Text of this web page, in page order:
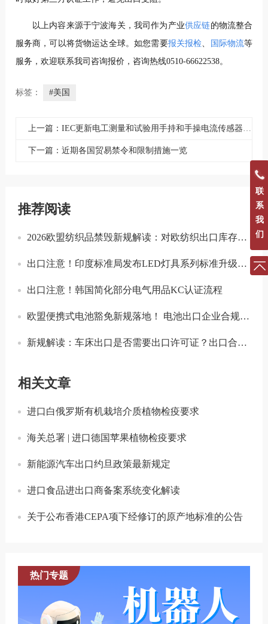
以上内容来源于宁波海关，我司作为产业供应链的物流整合
服务商，可以将货物运达全球。如您需要报关报检 国际物流等
服务，欢迎联系我司咨询报价，咨询热线0510-66622538。
标签： #美国
下一篇：近期各国贸易禁令和限制措施一览
推荐阅读
2026欧盟纺织品禁毁新规解读：对欧纺织出口库存合规与溯源指南
出口注意！印度标准局发布LED灯具系列标准升级实施指南
出口注意！韩国简化部分电气用品KC认证流程
欧盟便携式电池豁免新规落地！ 电池出口企业合规要点解读
新规解读：车床出口是否需要出口许可证？出口合规注意事项
相关文章
进口白俄罗斯有机栽培介质植物检疫要求
海关总署 | 进口德国苹果植物检疫要求
新能源汽车出口约旦政策最新规定
进口食品进出口商备案系统变化解读
关于公布香港CEPA项下经修订的原产地标准的公告
热门专题
联
系
我
们